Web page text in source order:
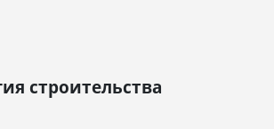
строительства